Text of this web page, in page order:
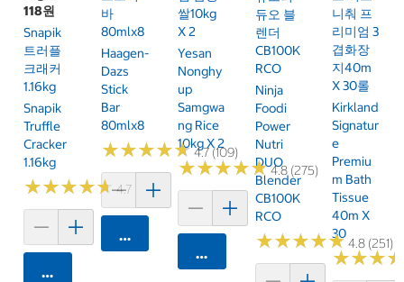
118원
Snapik
트러플
크래커
1.16kg
Snapik
Truffle
Cracker
1.16kg
★★★★★
★★★★★4.7 (161)
카트에 담기
바
80mlx8
Haagen-
Dazs
Stick
Bar
80mlx8
★★★★★
★★★★★4.7 (109)
카트에 담기
쌀10kg
X 2
Yesan
Nonghy
Up
Samgwa
Ng Rice
10kg X 2
★★★★★
★★★★★4.8 (275)
카트에 담기
듀오 블
렌더
CB100K
RCO
Ninja
Foodi
Power
Nutri
DUO
Blender
CB100K
RCO
★★★★★
★★★★★4.8 (251)
니춰 프
리미엄 3
겹화장
지40m
X 30롤
Kirkland
Signatur
E
Premiu
M Bath
Tissue
40m X
30
★★★
★★★